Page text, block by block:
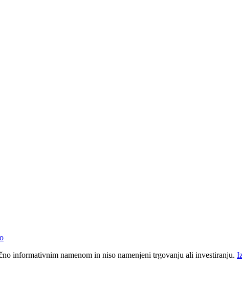
informativnim namenom in niso namenjeni trgovanju ali investiranju.